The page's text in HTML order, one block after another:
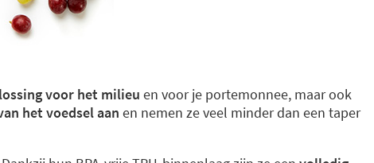
voor het milieu en voor je portemonnee, maar ook
het voedsel aan en nemen ze veel minder dan een taper